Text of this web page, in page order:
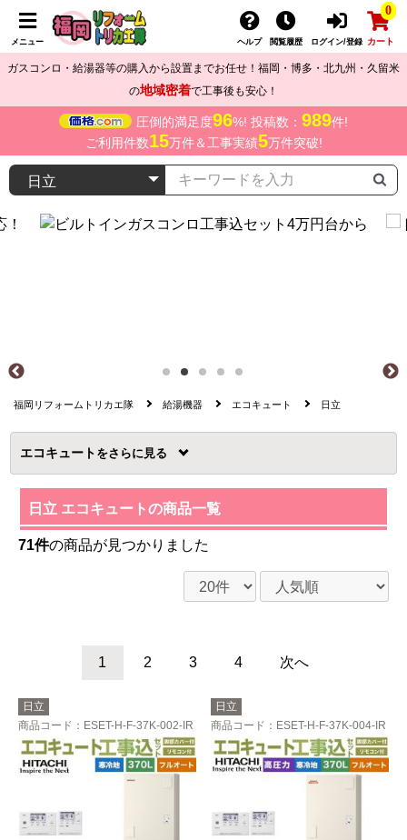
メニュー ヘルプ 閲覧履歴 ログイン/登録
0
カート
ガスコンロ・給湯器等の購入から設置までお任せ！福岡・博多・北九州・久留米
の地域密着で工事後も安心！
圧倒的満足度96%! 投稿数： 989件!
ご利用件数15万件＆工事実績5万件突破!
福岡リフォームトリカエ隊 給湯機器 エコキュート 日立
エコキュート を
日立 エコキュートの商品一覧
71件の商品が見つかりました
1 2 3 4 次へ
日立
商品コード ：ESET-H-F-37K-002-IR
日立
商品コード ：ESET-H-F-37K-004-IR